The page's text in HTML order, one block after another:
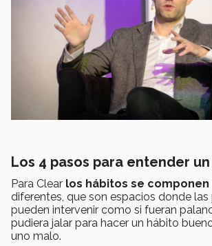
Los 4 pasos para entender
Para Clear los hábitos se componen
diferentes, que son espacios donde las
pueden intervenir como si fueran
pudiera jalar para hacer un hábito
uno malo.